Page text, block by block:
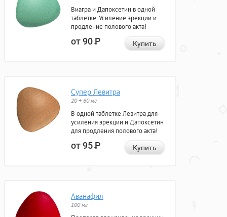
Виагра и Дапоксетин в одной
таблетке. Усиление эрекции и
продление полового акта!
от 90Р Купить
Супер Левитра
20 + 60 мг
В одной таблетке Левитра для
усиления эрекции и Дапоксетин
для продления полового акта!
от 95Р Купить
Аванафил
100 мг